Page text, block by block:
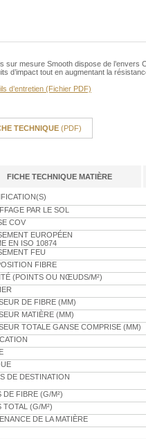
sur mesure Smooth dispose de
d’impact tout en augmentant la
d’entretien (Fichier PDF)
TECHNIQUE (PDF)
FICHE TECHNIQUE MATIÈRE
PAR LE SOL
COV
EUROPÉEN
EN ISO 10874
FEU
FIBRE
(POINTS OU NŒUDS/M²)
DE FIBRE (MM)
MATIÈRE (MM)
TOTALE GANSE COMPRISE (MM)
DE DESTINATION
DE FIBRE (G/M²)
TOTAL (G/M²)
DE LA MATIÈRE